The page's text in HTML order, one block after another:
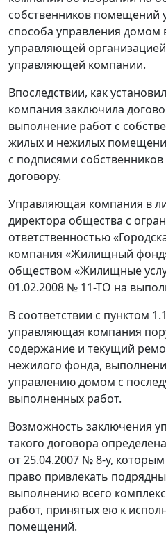
собственников помещений
способа управления домом
управляющей
управляющей компании.
Впоследствии, как
компания заключила
выполнение работ с
жилых и нежилых
с подписями
договору.
Управляющая компания в
директора общества с
ответственностью
компания «Жилищный
обществом «Жилищные
01.02.2008 № 11-ТО на
В соответствии с пунктом
управляющая компания
содержание и текущий
нежилого фонда,
управлению домом с
выполненных работ.
Возможность заключения
такого договора
от 25.04.2007 № 8-у,
право привлекать
выполнению всего
работ, принятых ею к
помещений.